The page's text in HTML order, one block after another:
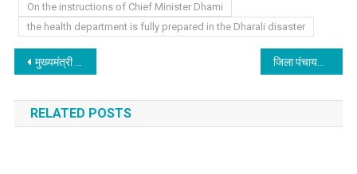
On the instructions of Chief Minister Dhami
the health department is fully prepared in the Dharali disaster
Post
navigation
मुख्यमंत्री धामी ने किया पौड़ी जनपद के आपदाग्रस्त क्षेत्र सैंजी का किया स्थलीय निरीक्षण, आपदा प्रभावित ग्रामीणों से जाना उनका हालचाल। जिला पंचायत अध्यक्ष और ब्लॉक प्रमुख चुनाव के लिए अधिसूचना जारी, 14 अगस्त को होगा मतदान।
RELATED POSTS